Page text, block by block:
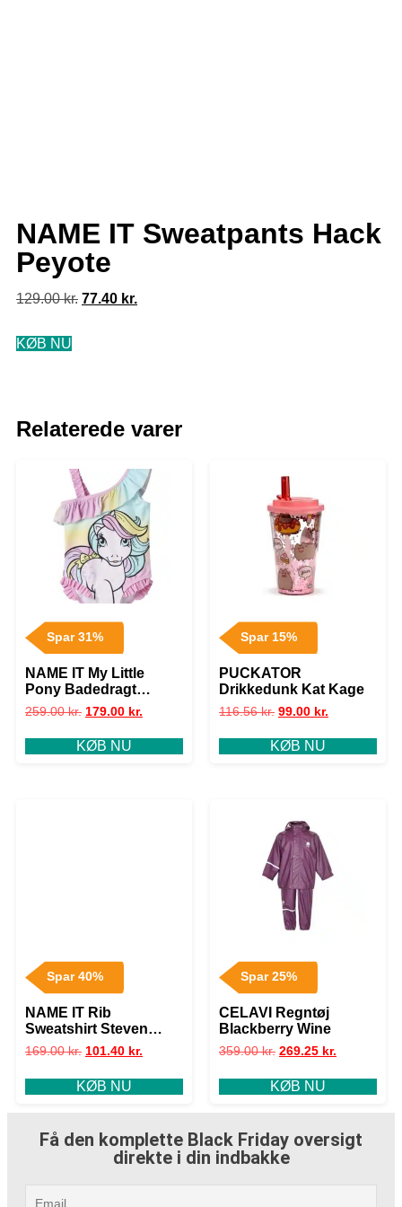
NAME IT Sweatpants Hack
Peyote
129.00kr. 77.40 kr.
KØB NU
Relaterede varer
Spar 31%
NAME IT My Little
Pony Badedragt
Miklisa Pink Frosting
259.00kr. 179.00 kr.
KØB NU
Spar 15%
PUCKATOR
Drikkedunk Kat Kage
116.56kr. 99.00 kr.
KØB NU
Spar 40%
NAME IT Rib
Sweatshirt Steven
Summer Sand
169.00kr. 101.40 kr.
KØB NU
Spar 25%
CELAVI Regntøj
Blackberry Wine
359.00kr. 269.25 kr.
KØB NU
Få den komplette Black Friday oversigt
direkte i din indbakke